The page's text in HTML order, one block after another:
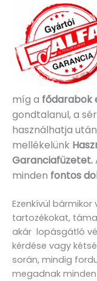
míg a fődarabok
gondtalanul, a
használhatja
mellékelünk
Garanciafüzetet.
minden fontos
Ezenkívül
tartozékokat,
akár lopásgátló
kérdése vagy
során, mindig
megadnak